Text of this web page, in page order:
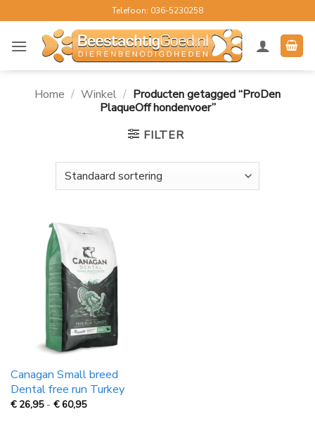
naar
inhoud
Telefoon: 036-5230258
Home / Winkel / Producten getagged “ProDen
PlaqueOff hondenvoer”
FILTER
Canagan Small breed
Dental free run Turkey
€ 26,95 - €60,95Prijsklasse: